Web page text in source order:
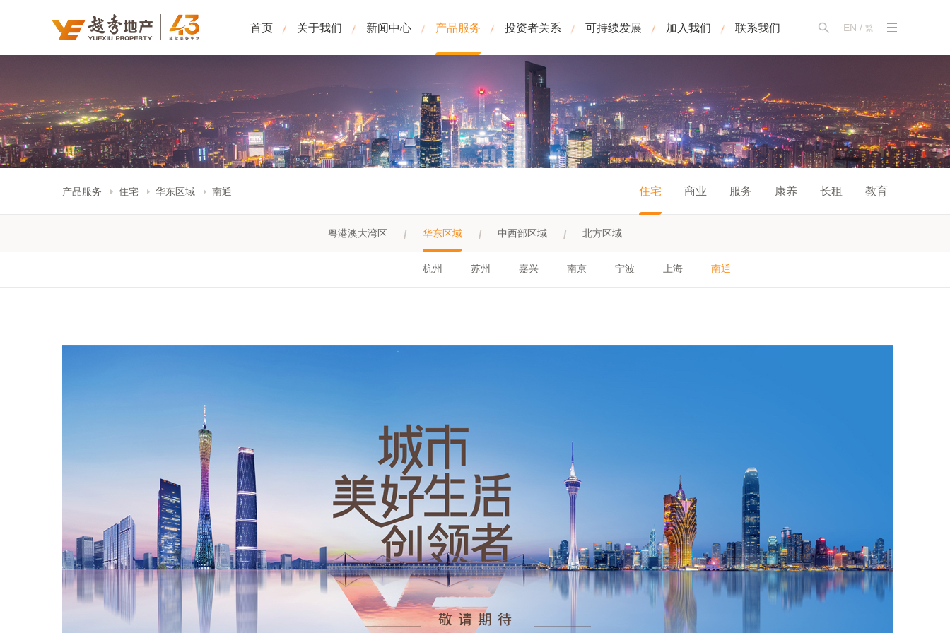
首页 关于我们 新闻中心 产品服务 投资者关系 可持续发展 加入我们 联系我们 EN / 繁
产品服务 住宅 华东区域 南通 住宅 商业 服务 康养 长租 教育
粤港澳大湾区 华东区域
杭州 苏州 嘉兴 南京 宁波 上海 南通
中西部区域 北方区域